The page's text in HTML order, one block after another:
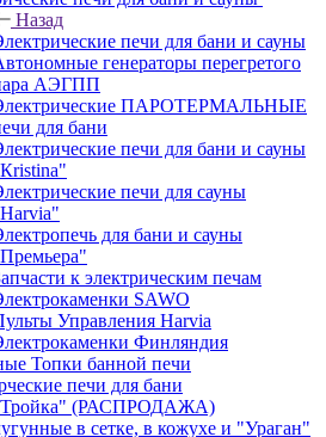
Назад
печи для бани и сауны
генераторы перегретого
АЭГПП
ПАРОТЕРМАЛЬНЫЕ
для бани
печи для бани и сауны
печи для сауны
для бани и сауны
к электрическим печам
SAWO
Управления Harvia
Финляндия
Топки банной печи
печи для бани
(РАСПРОДАЖА)
в сетке, в кожухе и "Ураган"